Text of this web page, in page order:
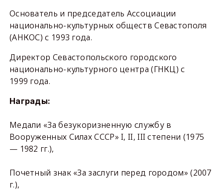
Основатель и председатель Ассоциации
национально-культурных обществ Севастополя
(АНКОС) с 1993 года.
Директор Севастопольского городского
национально-культурного центра (ГНКЦ) с
1999 года.
Награды:
Медали «За безукоризненную службу в
Вооруженных Силах СССР» I, II, III степени (1975
— 1982 гг.),
Почетный знак «За заслуги перед городом» (2007
г.),